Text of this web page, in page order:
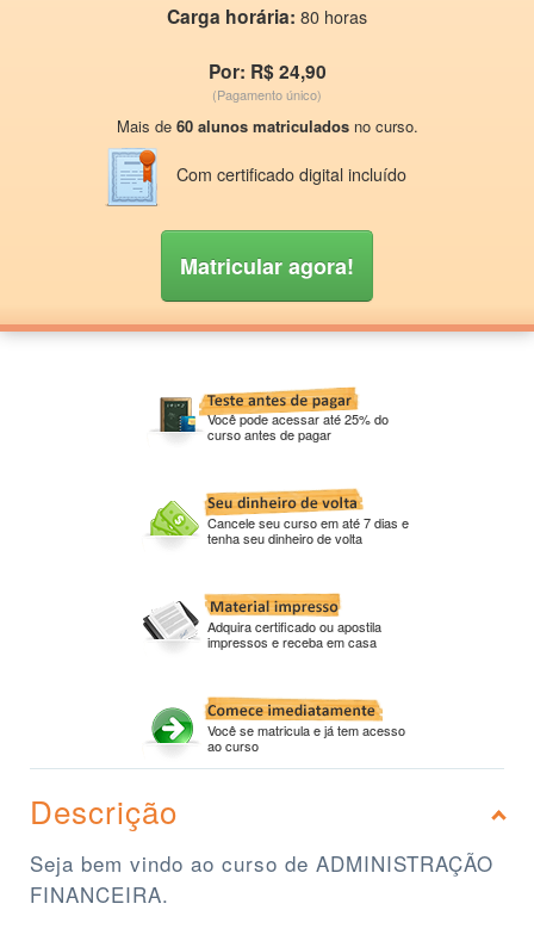
Carga horária: 80 horas
Por: R$ 24,90
(Pagamento único)
Mais de 60 alunos matriculadosno curso.
Com certificado digital incluído
Matricular agora!
Você pode acessar até 25% do
curso antes de pagar
Cancele seu curso em até 7 dias e
tenha seu dinheiro de volta
Adquira certificado ou apostila
impressos e receba em casa
Você se matricula e já tem acesso
ao curso
Descrição
Seja bem vindo ao curso de ADMINISTRAÇÃO
FINANCEIRA.